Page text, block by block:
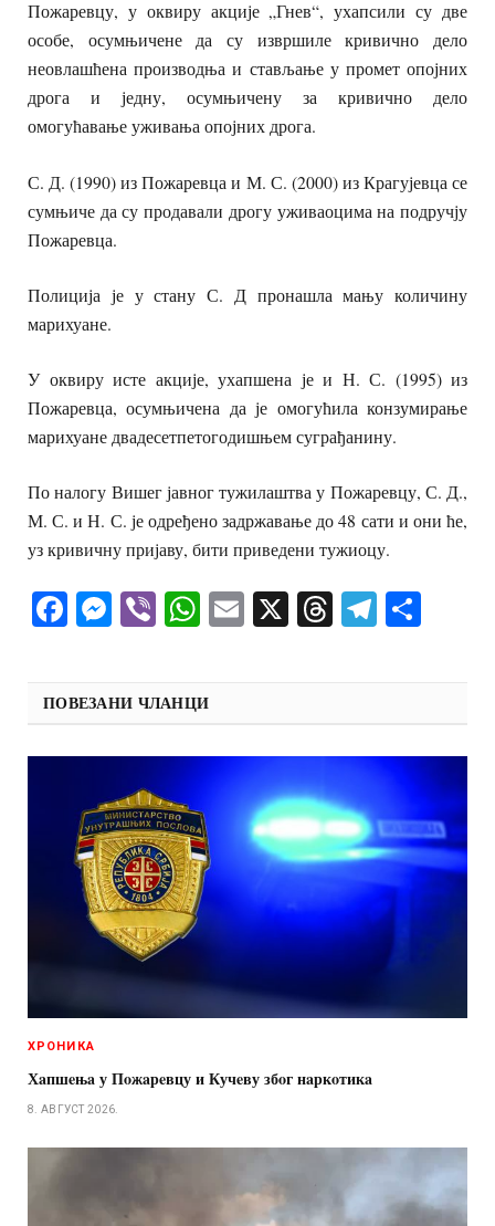
Пожаревцу, у оквиру акције „Гнев“, ухапсили су две
особе, осумњичене да су извршиле кривично дело
неовлашћена производња и стављање у промет опојних
дрога и једну, осумњичену за кривично дело
омогућавање уживања опојних дрога.
С. Д. (1990) из Пожаревца и М. С. (2000) из Крагујевца се
сумњиче да су продавали дрогу уживаоцима на подручју
Пожаревца.
Полиција је у стану С. Д пронашла мању количину
марихуане.
У оквиру исте акције, ухапшена је и Н. С. (1995) из
Пожаревца, осумњичена да је омогућила конзумирање
марихуане двадесетпетогодишњем суграђанину.
По налогу Вишег јавног тужилаштва у Пожаревцу, С. Д.,
М. С. и Н. С. је одређено задржавање до 48 сати и они ће,
уз кривичну пријаву, бити приведени тужиоцу.
Facebook
Messenger
ViberWhatsApp
Email
X Threads
ПОВЕЗАНИ ЧЛАНЦИ
ХРОНИКА
Хaпшeњa у Пoжaрeвцу и Кучeву збoг нaркoтикa
8. АВГУСТ 2026.